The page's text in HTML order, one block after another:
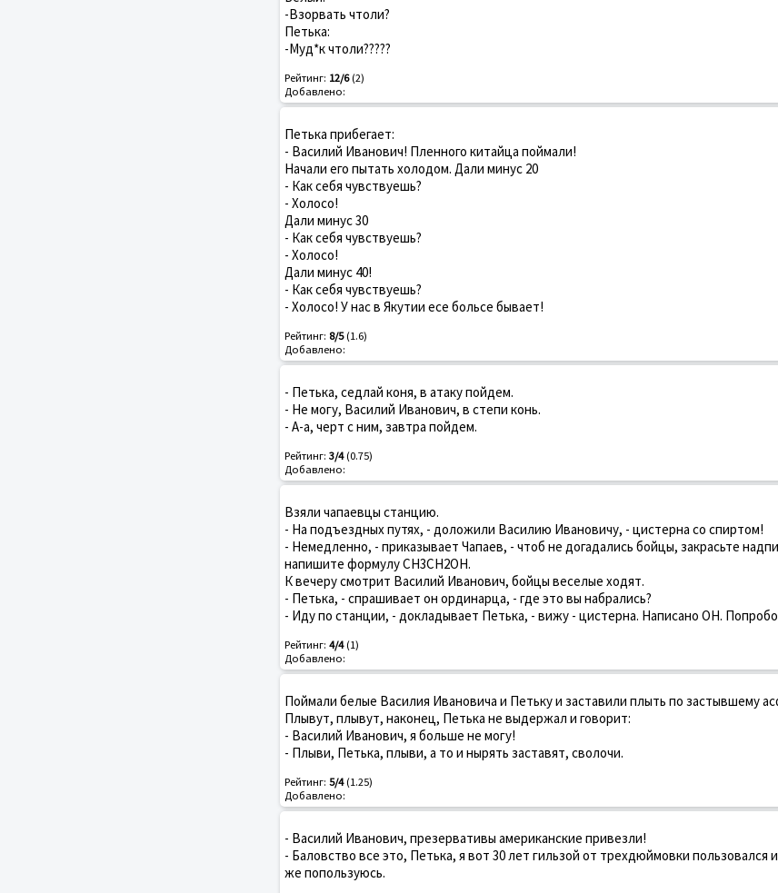
-Взорвать чтоли?
Петька:
-Муд*к чтоли?????
Рейтинг: 12/6(2)
Добавлено:
Петька прибегает:
- Василий Иванович! Пленного китайца поймали!
Начали его пытать холодом. Дали минус 20
- Как себя чувствуешь?
- Холосо!
Дали минус 30
- Как себя чувствуешь?
- Холосо!
Дали минус 40!
- Как себя чувствуешь?
- Холосо! У нас в Якутии есе больсе бывает!
Рейтинг: 8/5(1.6)
Добавлено:
- Петька, седлай коня, в атаку пойдем.
- Не могу, Василий Иванович, в степи конь.
- А-а, черт с ним, завтра пойдем.
Рейтинг: 3/4(0.75)
Добавлено:
Взяли чапаевцы станцию.
- На подъездных путях, - доложили Василию Ивановичу, - цистерна со спиртом!
- Немедленно, - приказывает Чапаев, - чтоб не догадались бойцы, закрасьте
напишите формулу CН3CН2ОН.
К вечеру смотрит Василий Иванович, бойцы веселые ходят.
- Петька, - спрашивает он ординарца, - где это вы набрались?
- Иду по станции, - докладывает Петька, - вижу - цистерна. Написано ОН.
Рейтинг: 4/4(1)
Добавлено:
Поймали белые Василия Ивановича и Петьку и заставили плыть по застывшему
Плывут, плывут, наконец, Петька не выдержал и говорит:
- Василий Иванович, я больше не могу!
- Плыви, Петька, плыви, а то и нырять заставят, сволочи.
Рейтинг: 5/4(1.25)
Добавлено:
- Василий Иванович, презервативы американские привезли!
- Баловство все это, Петька, я вот 30 лет гильзой от трехдюймовки пользовался
же попользуюсь.